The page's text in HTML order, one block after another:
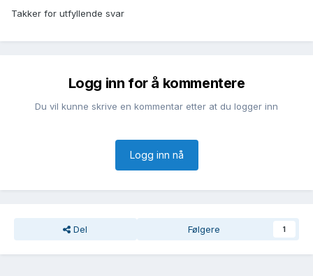
Takker for utfyllende svar
Logg inn for å kommentere
Du vil kunne skrive en kommentar etter at du logger inn
Logg inn nå
Del Følgere 1